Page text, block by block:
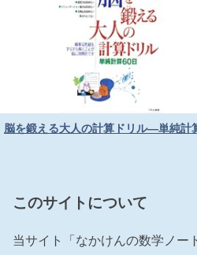
脳を鍛える大人の計算ドリル―単純計
このサイトについて
当サイト「なかけんの数学ノー